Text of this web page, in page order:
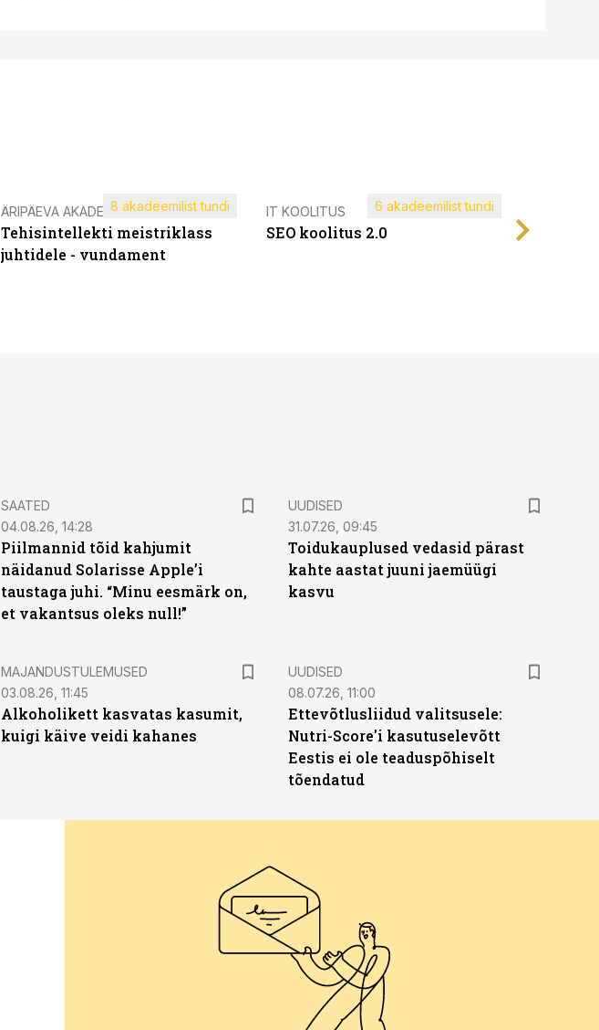
ÄRIPÄEVA AKADEEMIA
Tehisintellekti meistriklass
juhtidele - vundament
8 akadeemilist tundi IT KOOLITUS
SEO koolitus 2.0
6 akadeemilist tundi
SAATED
04.08.26, 14:28
Piilmannid tõid kahjumit
näidanud Solarisse Apple’i
taustaga juhi. “Minu eesmärk on,
et vakantsus oleks null!”
UUDISED
31.07.26, 09:45
Toidukauplused vedasid pärast
kahte aastat juuni jaemüügi
kasvu
MAJANDUSTULEMUSED
03.08.26, 11:45
Alkoholikett kasvatas kasumit,
kuigi käive veidi kahanes
UUDISED
08.07.26, 11:00
Ettevõtlusliidud valitsusele:
Nutri-Score'i kasutuselevõtt
Eestis ei ole teaduspõhiselt
tõendatud